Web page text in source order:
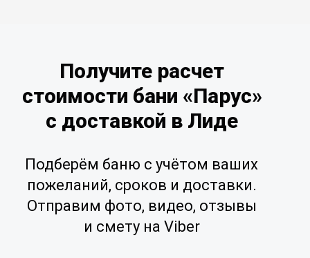
Подберём баню с учётом ваших
пожеланий, сроков и доставки.
Отправим фото, видео, отзывы
и смету на Viber
Получите расчет
стоимости бани «Парус»
с доставкой в Лиде